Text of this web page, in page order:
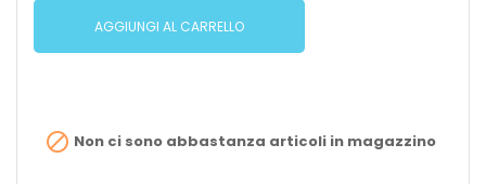
AGGIUNGI AL CARRELLO
 Non ci sono abbastanza articoli in magazzino